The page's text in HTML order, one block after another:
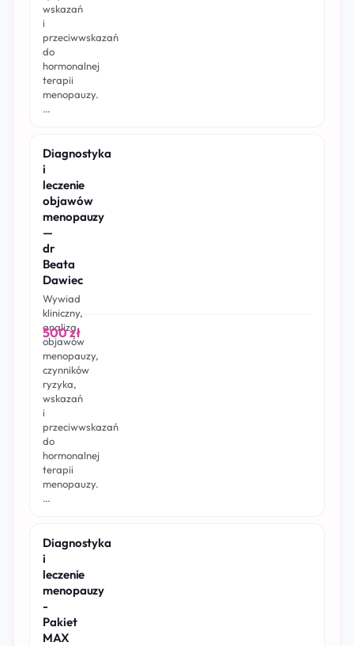
wskazań
i
przeciwwskazań
do
hormonalnej
terapii
menopauzy.
…
Diagnostyka
i
leczenie
objawów
menopauzy
—
dr
Beata
Dawiec
Wywiad
kliniczny,
analiza
objawów
menopauzy,
czynników
ryzyka,
wskazań
i
przeciwwskazań
do
hormonalnej
terapii
menopauzy.
…
500 zł
Diagnostyka
i
leczenie
menopauzy
-
Pakiet
MAX